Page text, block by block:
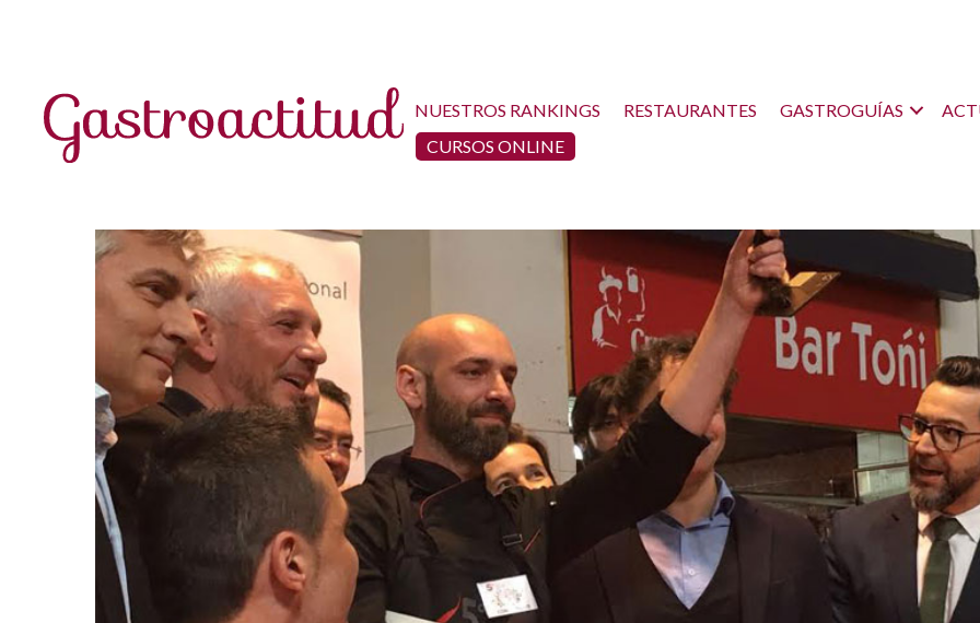
NUESTROS RANKINGS RESTAURANTES GASTROGUÍAS
CURSOS ONLINE